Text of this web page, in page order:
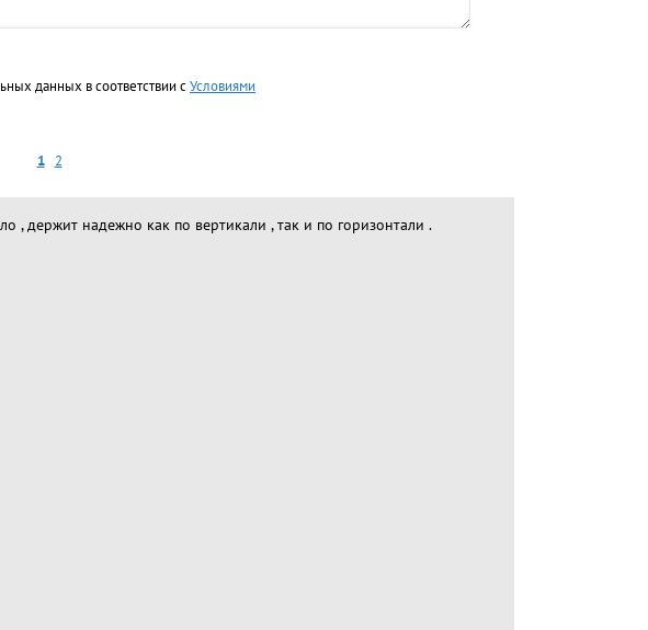
данных в соответствии сУсловиями
1 2
, держит надежно как по вертикали , так и по горизонтали .